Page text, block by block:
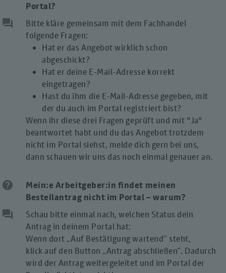
Portal?
question_answer
Bitte kläre gemeinsam mit dem Fachhandel
folgende Fragen:
Hat er das Angebot wirklich schon
abgeschickt?
Hat er deine E-Mail-Adresse korrekt
eingetragen?
Hast du ihm die E-Mail-Adresse gegeben, mit
der du auch im Portal registriert bist?
Wenn ihr diese drei Fragen geprüft und mit "Ja"
beantwortet habt und du das Angebot trotzdem
nicht im Portal siehst, melde dich gern bei uns,
dann schauen wir uns das noch einmal genauer an.
help
Mein:e Arbeitgeber:in findet meinen
Bestellantrag nicht im Portal – warum?
question_answer
Schau bitte einmal nach, welchen Status dein
Antrag in deinem Portal hat:
Wenn dort „Auf Bestätigung wartend“ steht,
klick auf den Button „Antrag abschließen“. Dadurch
wird der Antrag weitergeleitet und im Portal der